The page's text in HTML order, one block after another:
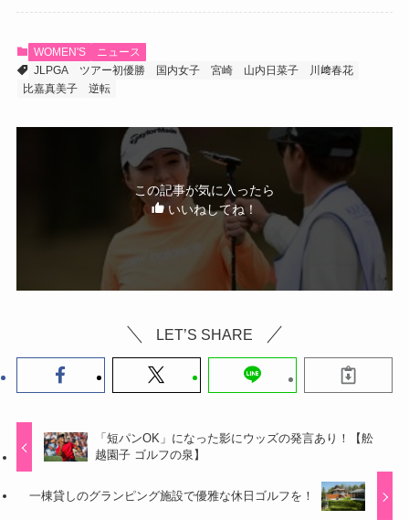
WOMEN'S
ニュース
JLPGA
ツアー初優勝 国内女子 宮崎 山内日菜子
川﨑春花
比嘉真美子
逆転
この記事が気に入ったら
いいねしてね！
LET’S SHARE
「短パンOK」になった影にウッズの発言あり！【舩
越園子 ゴルフの泉】
一棟貸しのグランピング施設で優雅な休日ゴルフを！